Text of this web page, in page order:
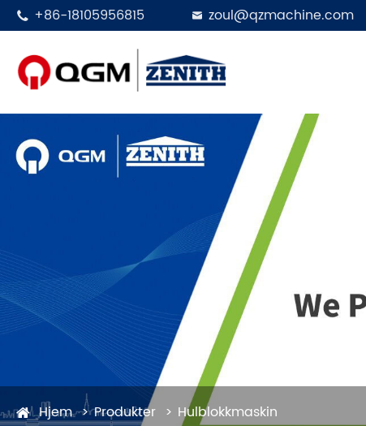
 +86-18105956815  zoul@qzmachine.com
Hjem Produkter Hulblokkmaskin